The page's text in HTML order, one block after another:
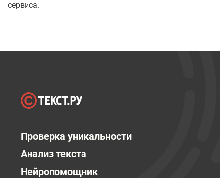
сервиса.
Проверка уникальности
Анализ текста
Нейропомощник